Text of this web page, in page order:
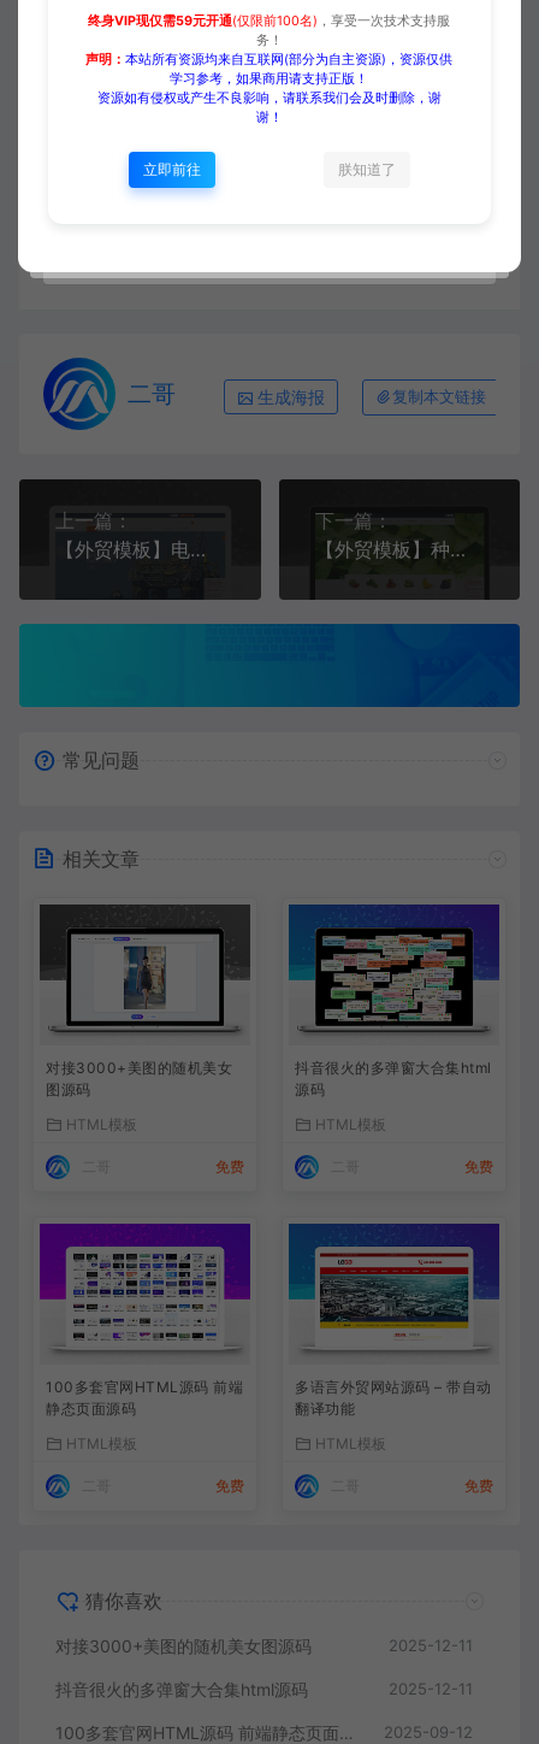
收藏 (0) 打赏
源码大集 HTML模板
二哥 生成海报 复制本文链接
上一篇：
【外贸模板】电气设备和产品及化工行业 蓝色款 响应式模板
下一篇：
【外贸模板】种植业:瓜果蔬菜 薄荷绿 响应式模板
常见问题
相关文章
对接3000+美图的随机美女
图源码
HTML模板
免费
抖音很火的多弹窗大合集html
源码
HTML模板
免费
100多套官网HTML源码 前端
静态页面源码
HTML模板
免费
多语言外贸网站源码 – 带自动
翻译功能
HTML模板
免费
猜你喜欢
对接3000+美图的随机美女图源码 2025-12-11
抖音很火的多弹窗大合集html源码 2025-12-11
100多套官网HTML源码 前端静态页面源码 2025-09-12
终身VIP现仅需59元开通(仅限前100名) ，享受一次技术支持服
务！
声明：本站所有资源均来自互联网(部分为自主资源)，资源仅供
学习参考，如果商用请支持正版！
资源如有侵权或产生不良影响，请联系我们会及时删除，谢
谢！
立即前往 朕知道了